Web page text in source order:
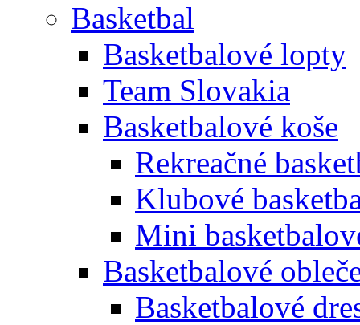
Basketbal
Basketbalové lopty
Team Slovakia
Basketbalové koše
Rekreačné
Klubové
Mini
Basketbalové
Basketbalové